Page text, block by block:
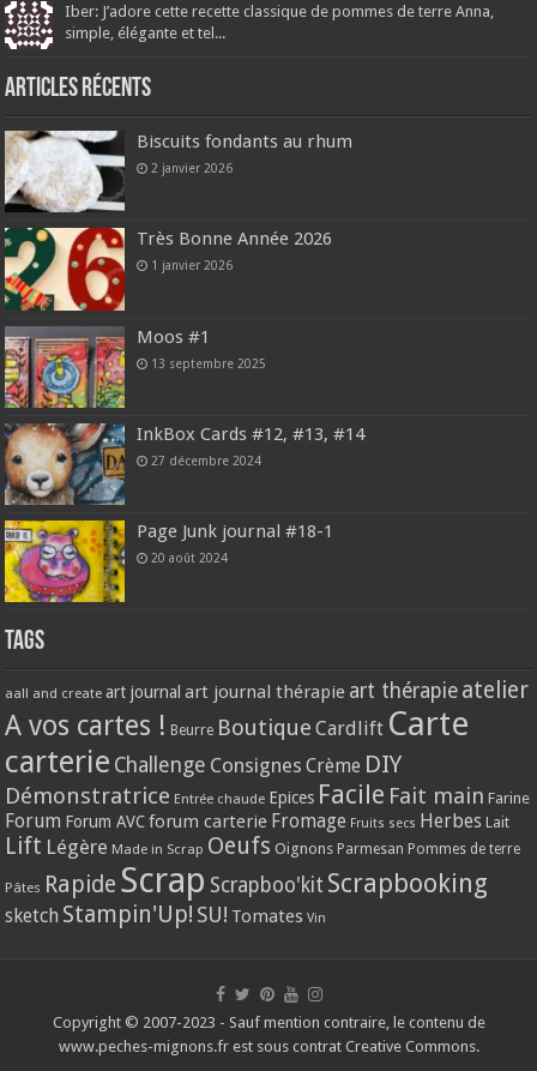
Iber: J’adore cette recette classique de pommes de terre Anna,
simple, élégante et tel...
Articles récents
Biscuits fondants au rhum
2 janvier 2026
Très Bonne Année 2026
1 janvier 2026
Moos #1
13 septembre 2025
InkBox Cards #12, #13, #14
27 décembre 2024
Page Junk journal #18-1
20 août 2024
Tags
aall and create art journal art journal thérapie art thérapie atelier
A vos cartes ! Beurre Boutique Cardlift Carte
carterie Challenge Consignes Crème DIY
Démonstratrice Entrée chaude Epices Facile Fait main Farine
Forum Forum AVC forum carterie Fromage Fruits secs Herbes Lait
Lift Légère Made in Scrap Oeufs Oignons Parmesan Pommes de terre
Pâtes Rapide Scrap Scrapboo'kit Scrapbooking
sketch Stampin'Up! SU! Tomates Vin
Copyright © 2007-2023 - Sauf mention contraire, le contenu de
www.peches-mignons.fr est sous contrat Creative Commons.